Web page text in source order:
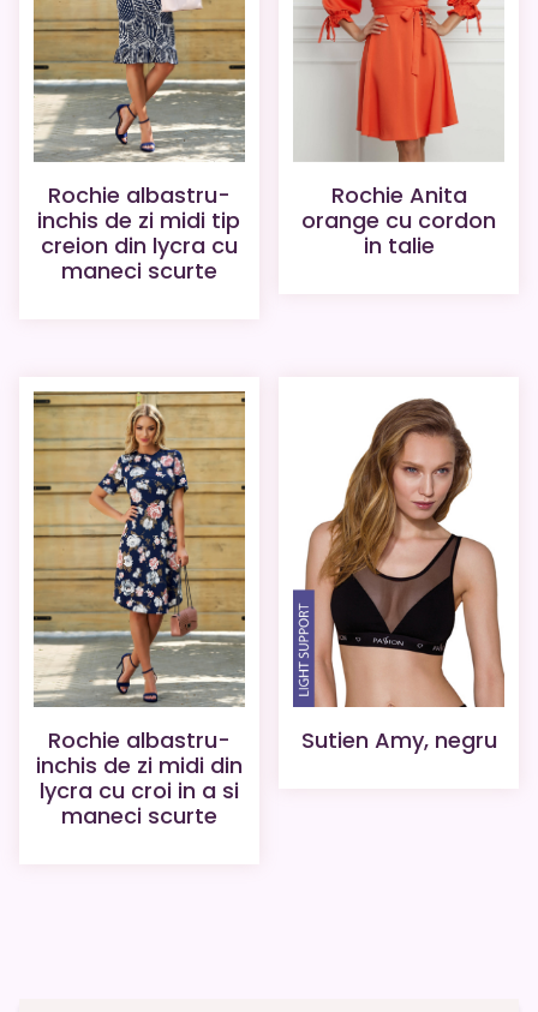
Rochie albastru-
inchis de zi midi tip
creion din lycra cu
maneci scurte
Rochie Anita
orange cu cordon
in talie
Rochie albastru-
inchis de zi midi din
lycra cu croi in a si
maneci scurte
Sutien Amy, negru